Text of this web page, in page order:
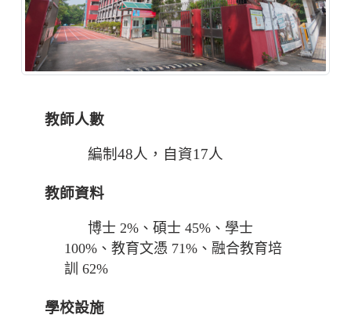
教師人數
編制48人，自資17人
教師資料
博士 2%、碩士 45%、學士
100%、教育文憑 71%、融合教育培
訓 62%
學校設施